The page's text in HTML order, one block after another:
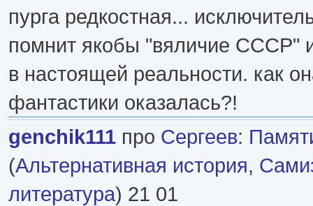
пурга редкостная...
помнит якобы "вяличие СССР"
в настоящей реальности. как
фантастики оказалась?!
genchik111 про Сергеев:
(Альтернативная история,
литература) 21 01